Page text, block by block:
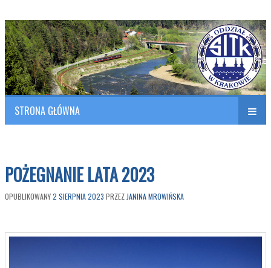
SITK RP Oddział w KRAKOWIE
Polish Association of Engineers & Technicians of Transportation
STRONA GŁÓWNA
POŻEGNANIE LATA 2023
OPUBLIKOWANY2 SIERPNIA 2023 PRZEZ JANINA MROWIŃSKA